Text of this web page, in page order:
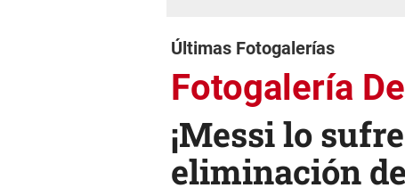
Últimas Fotogalerías
Fotogalería
¡Messi lo
eliminación